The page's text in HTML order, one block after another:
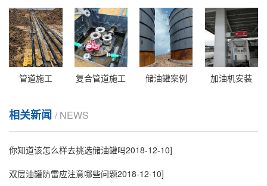
管道施工 复合管道施工 储油罐案例 加油机安装
相关新闻 / NEWS
你知道该怎么样去挑选储油罐吗2018-12-10]
双层油罐防雷应注意哪些问题2018-12-10]